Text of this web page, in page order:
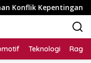
Kepentingan hingga
Teknologi